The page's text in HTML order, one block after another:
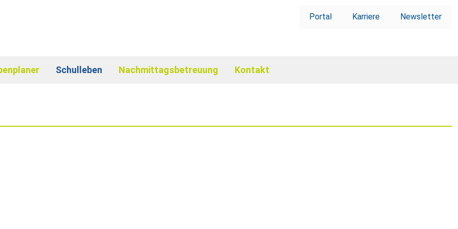
Portal Karriere Newsletter
Schulleben Nachmittagsbetreuung Kontakt